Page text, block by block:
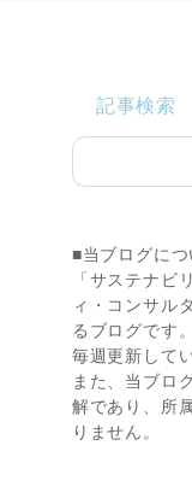
記事検索
■当ブログにつ
「サステナビ
ィ・コンサル
るブログです
毎週更新して
また、当ブロ
解であり、所
りません。